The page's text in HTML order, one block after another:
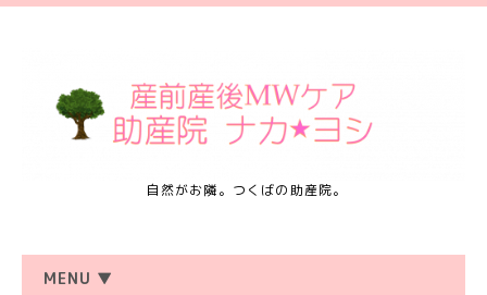
自然がお隣。つくばの助産院。
MENU ▼